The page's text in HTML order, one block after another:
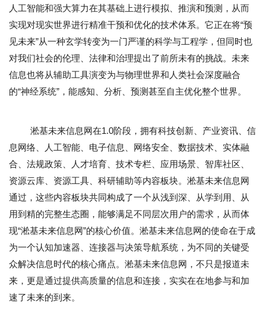
人工智能和强大算力在其基础上进行模拟、推演和预测，从而
实现对现实世界进行精准干预和优化的技术体系。它正在将“预
见未来”从一种玄学转变为一门严谨的科学与工程学，但同时也
对我们社会的伦理、法律和治理提出了前所未有的挑战。未来
信息也将从辅助工具演变为与物理世界和人类社会深度融合
的“神经系统”，能感知、分析、预测甚至自主优化整个世界。
淞基未来信息网在1.0阶段，拥有科技创新、产业资讯、信
息网络、人工智能、电子信息、网络安全、数据技术、实体融
合、法规政策、人才培育、技术专栏、应用场景、智库社区、
资源云库、资源工具、科研辅助等内容板块。淞基未来信息网
通过，这些内容板块共同构成了一个从浅到深、从学到用、从
用到精的完整生态圈，能够满足不同层次用户的需求，从而体
现“淞基未来信息网”的核心价值。淞基未来信息网的使命在于成
为一个认知加速器、连接器与决策导航系统，为不同的关键受
众解决信息时代的核心痛点。淞基未来信息网，不只是报道未
来，更是通过提供高质量的信息和连接，实实在在地参与和加
速了未来的到来。